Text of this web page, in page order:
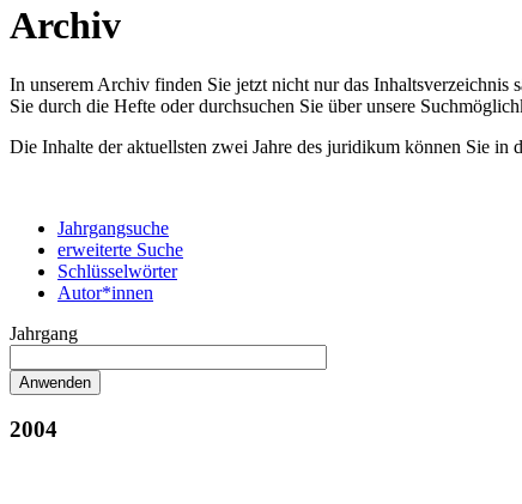
Archiv
In unserem Archiv finden Sie jetzt nicht nur das Inhaltsverzeichnis
Sie durch die Hefte oder durchsuchen Sie über unsere
Die Inhalte der aktuellsten zwei Jahre des juridikum können Sie in
Jahrgangsuche
erweiterte Suche
Schlüsselwörter
Autor*innen
Jahrgang
2004